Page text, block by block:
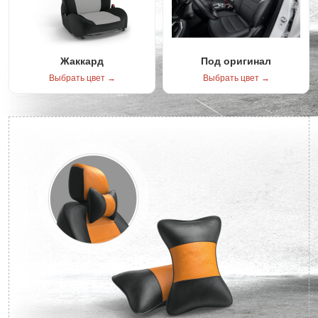
Жаккард
Выбрать цвет →
Под оригинал
Выбрать цвет →